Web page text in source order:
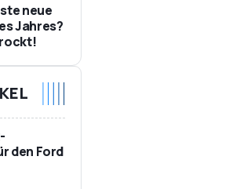
neue
Jahres?
den Ford